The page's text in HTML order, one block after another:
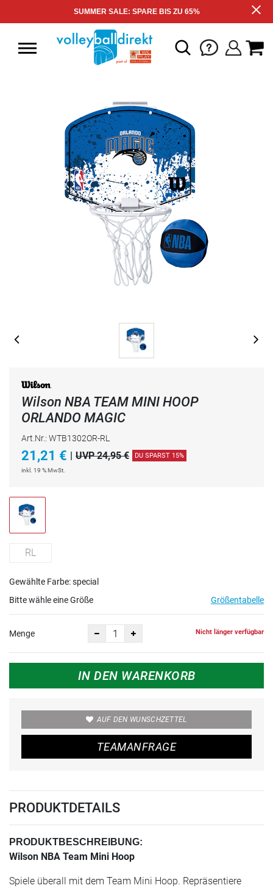
SUMMER SALE: SPARE BIS ZU 65%
Wilson NBA TEAM MINI HOOP
ORLANDO MAGIC
Art.Nr.: WTB1302OR-RL
21,21 € | UVP 24,95 € DU SPARST 15%
inkl. 19 % MwSt.
RL
Gewählte Farbe: special
Bitte wähle eine Größe
Größentabelle
Menge Nicht länger verfügbar
IN DEN WARENKORB
AUF DEN WUNSCHZETTEL
TEAMANFRAGE
PRODUKTDETAILS
PRODUKTBESCHREIBUNG:
Wilson NBA Team Mini Hoop
Spiele überall mit dem Team Mini Hoop. Repräsentiere